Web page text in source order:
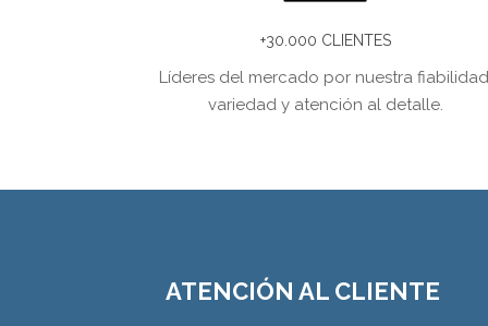
+30.000 CLIENTES
Líderes del mercado por nuestra
variedad y atención al detalle.
ATENCIÓN AL CLIENTE